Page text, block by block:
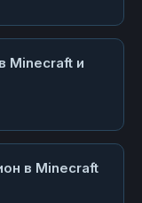
Minecraft и
в Minecraft